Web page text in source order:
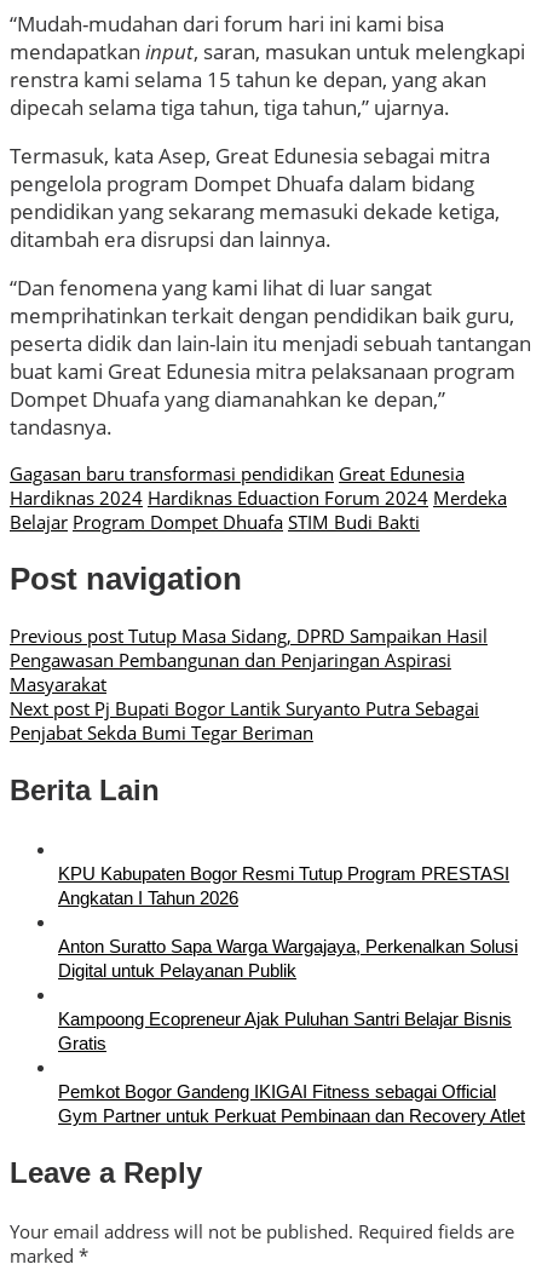
“Mudah-mudahan dari forum hari ini kami bisa
mendapatkan input, saran, masukan untuk melengkapi
renstra kami selama 15 tahun ke depan, yang akan
dipecah selama tiga tahun, tiga tahun,” ujarnya.
Termasuk, kata Asep, Great Edunesia sebagai mitra
pengelola program Dompet Dhuafa dalam bidang
pendidikan yang sekarang memasuki dekade ketiga,
ditambah era disrupsi dan lainnya.
“Dan fenomena yang kami lihat di luar sangat
memprihatinkan terkait dengan pendidikan baik guru,
peserta didik dan lain-lain itu menjadi sebuah tantangan
buat kami Great Edunesia mitra pelaksanaan program
Dompet Dhuafa yang diamanahkan ke depan,”
tandasnya.
Gagasan baru transformasi pendidikan Great Edunesia
Hardiknas 2024 Hardiknas Eduaction Forum 2024 Merdeka
Belajar Program Dompet Dhuafa STIM Budi Bakti
Post navigation
Previous post Tutup Masa Sidang, DPRD Sampaikan Hasil
Pengawasan Pembangunan dan Penjaringan Aspirasi
Masyarakat
Next post Pj Bupati Bogor Lantik Suryanto Putra Sebagai
Penjabat Sekda Bumi Tegar Beriman
Berita Lain
KPU Kabupaten Bogor Resmi Tutup Program PRESTASI
Angkatan I Tahun 2026
Anton Suratto Sapa Warga Wargajaya, Perkenalkan Solusi
Digital untuk Pelayanan Publik
Kampoong Ecopreneur Ajak Puluhan Santri Belajar Bisnis
Gratis
Pemkot Bogor Gandeng IKIGAI Fitness sebagai Official
Gym Partner untuk Perkuat Pembinaan dan Recovery Atlet
Leave a Reply
Your email address will not be published. Required fields are
marked *